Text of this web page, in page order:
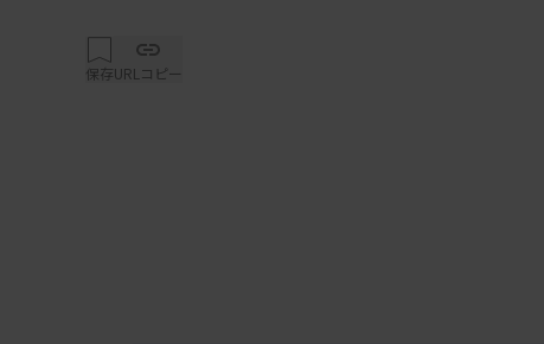
保存URLコピー